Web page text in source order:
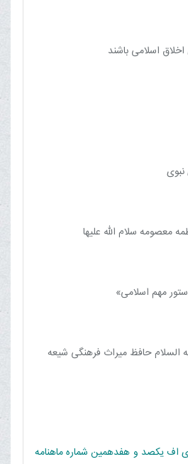
اخلاق اسلامی باشند
معصومه سلام الله علیها
مهم اسلامی»
السلام حافظ ميراث فرهنگی شيعه
اف یکصد و هفدهمین شماره ماهنامه